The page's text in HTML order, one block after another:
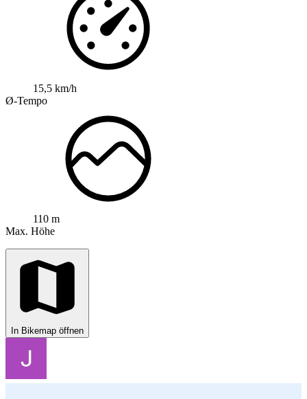
15,5 km/h
Ø-Tempo
110 m
Max. Höhe
In Bikemap öffnen